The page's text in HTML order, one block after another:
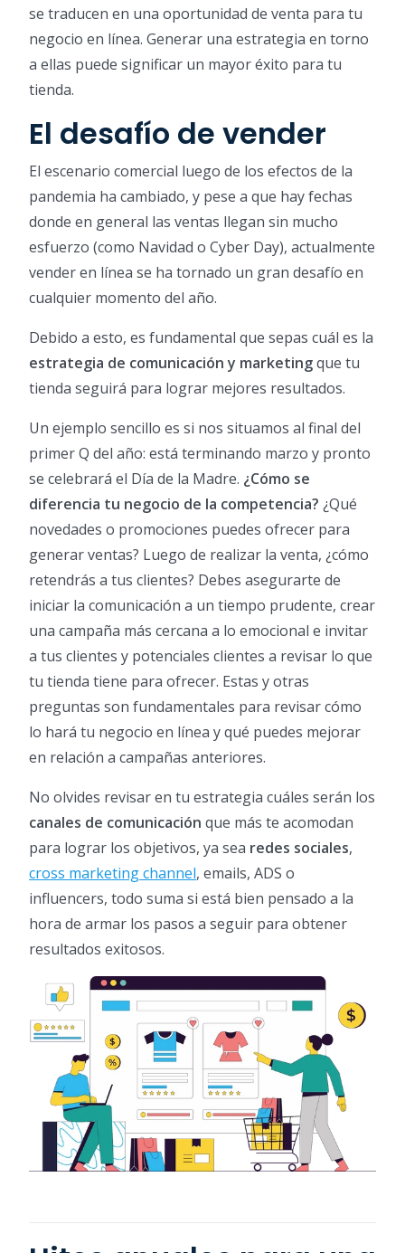
se traducen en una oportunidad de venta para tu
negocio en línea. Generar una estrategia en torno
a ellas puede significar un mayor éxito para tu
tienda.
El desafío de vender
El escenario comercial luego de los efectos de la
pandemia ha cambiado, y pese a que hay fechas
donde en general las ventas llegan sin mucho
esfuerzo (como Navidad o Cyber Day), actualmente
vender en línea se ha tornado un gran desafío en
cualquier momento del año.
Debido a esto, es fundamental que sepas cuál es la
estrategia de comunicación y marketingque tu
tienda seguirá para lograr mejores resultados.
Un ejemplo sencillo es si nos situamos al final del
primer Q del año: está terminando marzo y pronto
se celebrará el Día de la Madre. ¿Cómo se
diferencia tu negocio de la competencia? ¿Qué
novedades o promociones puedes ofrecer para
generar ventas? Luego de realizar la venta, ¿cómo
retendrás a tus clientes? Debes asegurarte de
iniciar la comunicación a un tiempo prudente, crear
una campaña más cercana a lo emocional e invitar
a tus clientes y potenciales clientes a revisar lo que
tu tienda tiene para ofrecer. Estas y otras
preguntas son fundamentales para revisar cómo
lo hará tu negocio en línea y qué puedes mejorar
en relación a campañas anteriores.
No olvides revisar en tu estrategia cuáles serán los
canales de comunicación que más te acomodan
para lograr los objetivos, ya sea redes sociales,
cross marketing channel, emails, ADS o
influencers, todo suma si está bien pensado a la
hora de armar los pasos a seguir para obtener
resultados exitosos.